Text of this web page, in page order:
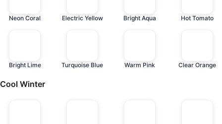
Neon Coral Electric Yellow Bright Aqua Hot Tomato
Bright Lime Turquoise Blue Warm Pink Clear Orange
Cool Winter